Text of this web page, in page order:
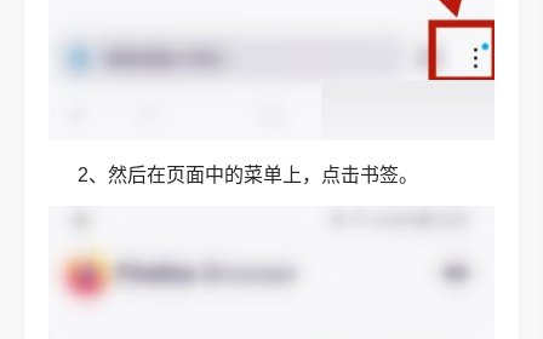
2、然后在页面中的菜单上，点击书签。